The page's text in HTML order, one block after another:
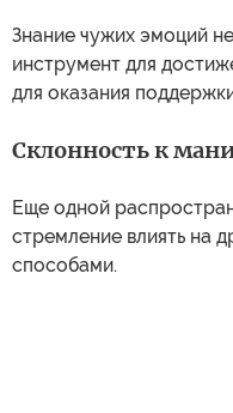
Знание чужих эмоций
инструмент для
для оказания
Склонность к
Еще одной
стремление влиять на
способами.